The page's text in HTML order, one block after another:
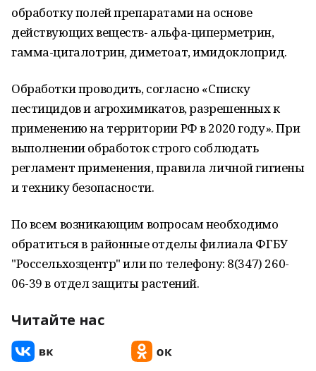
обработку полей препаратами на основе
действующих веществ- альфа-циперметрин,
гамма-цигалотрин, диметоат, имидоклоприд.
Обработки проводить, согласно «Списку
пестицидов и агрохимикатов, разрешенных к
применению на территории РФ в 2020 году». При
выполнении обработок строго соблюдать
регламент применения, правила личной гигиены
и технику безопасности.
По всем возникающим вопросам необходимо
обратиться в районные отделы филиала ФГБУ
"Россельхозцентр" или по телефону: 8(347) 260-
06-39 в отдел защиты растений.
Читайте нас